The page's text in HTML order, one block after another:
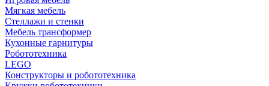
Мягкая мебель
Стеллажи и стенки
Мебель трансформер
Кухонные гарнитуры
Робототехника
LEGO
Конструкторы и робототехника